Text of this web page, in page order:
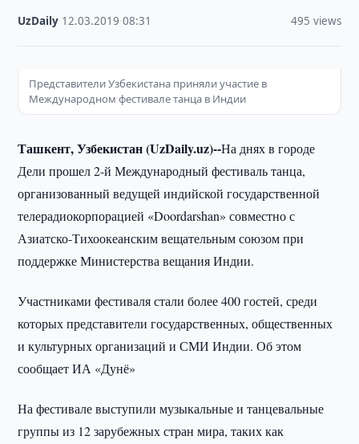
UzDaily 12.03.2019 ·08:31 495 views
Представители Узбекистана приняли участие в
Международном фестивале танца в Индии
Ташкент, Узбекистан (UzDaily.uz)--На днях в городе
Дели прошел 2-й Международный фестиваль танца,
организованный ведущей индийской государственной
телерадиокорпорацией «Doordarshan» совместно с
Азиатско-Тихоокеанским вещательным союзом при
поддержке Министерства вещания Индии.
Участниками фестиваля стали более 400 гостей, среди
которых представители государственных, общественных
и культурных организаций и СМИ Индии. Об этом
сообщает ИА «Дунё»
На фестивале выступили музыкальные и танцевальные
группы из 12 зарубежных стран мира, таких как